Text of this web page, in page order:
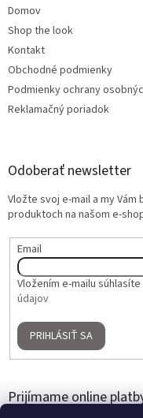
Domov
Shop the look
Kontakt
Obchodné podmienky
Podmienky ochrany
Reklamačný poriadok
Odoberať newsletter
Vložte svoj e-mail a my
produktoch na našom e-
Email
Vložením e-mailu súhlasíte
údajov
PRIHLÁSIŤ SA
Prijímame online